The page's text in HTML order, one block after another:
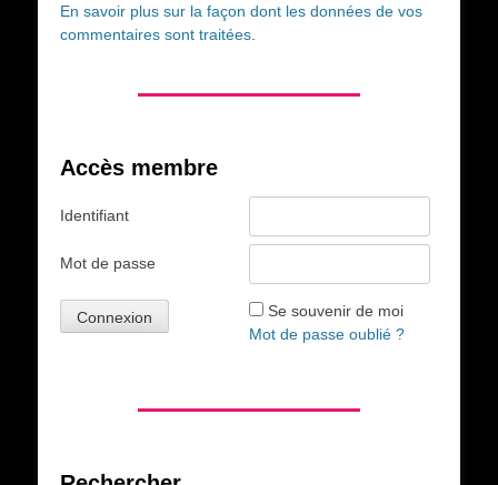
En savoir plus sur la façon dont les données de vos
commentaires sont traitées
Accès membre
Identifiant
Mot de passe
Se souvenir de moi
Mot de passe oublié ?